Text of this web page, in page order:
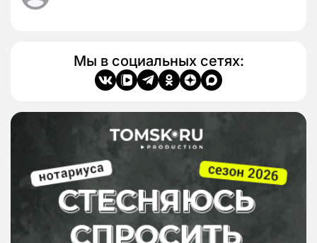
Мы в социальных сетях: